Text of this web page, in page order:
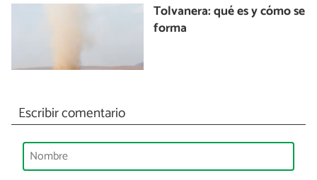
Tolvanera: qué es y cómo se
forma
Escribir comentario